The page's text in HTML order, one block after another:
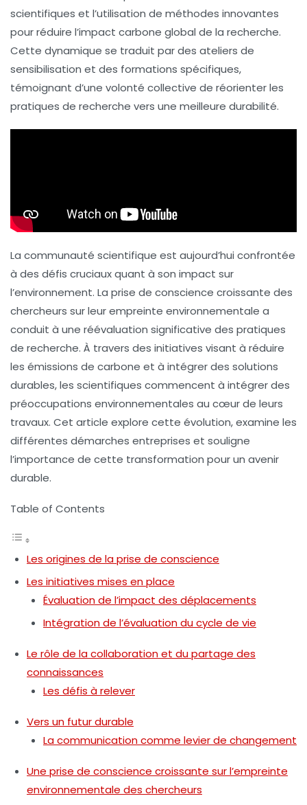
scientifiques et l’utilisation de méthodes innovantes
pour réduire l’impact carbone global de la recherche.
Cette dynamique se traduit par des ateliers de
sensibilisation et des formations spécifiques,
témoignant d’une volonté collective de réorienter les
pratiques de recherche vers une meilleure durabilité.
La communauté scientifique est aujourd’hui confrontée
à des défis cruciaux quant à son impact sur
l’environnement. La prise de conscience croissante des
chercheurs sur leur empreinte environnementale a
conduit à une réévaluation significative des pratiques
de recherche. À travers des initiatives visant à réduire
les émissions de carbone et à intégrer des solutions
durables, les scientifiques commencent à intégrer des
préoccupations environnementales au cœur de leurs
travaux. Cet article explore cette évolution, examine les
différentes démarches entreprises et souligne
l’importance de cette transformation pour un avenir
durable.
Table of Contents
Les origines de la prise de conscience
Les initiatives mises en place
Évaluation de l’impact des déplacements
Intégration de l’évaluation du cycle de vie
Le rôle de la collaboration et du partage des
connaissances
Les défis à relever
Vers un futur durable
La communication comme levier de changement
Une prise de conscience croissante sur l’empreinte
environnementale des chercheurs